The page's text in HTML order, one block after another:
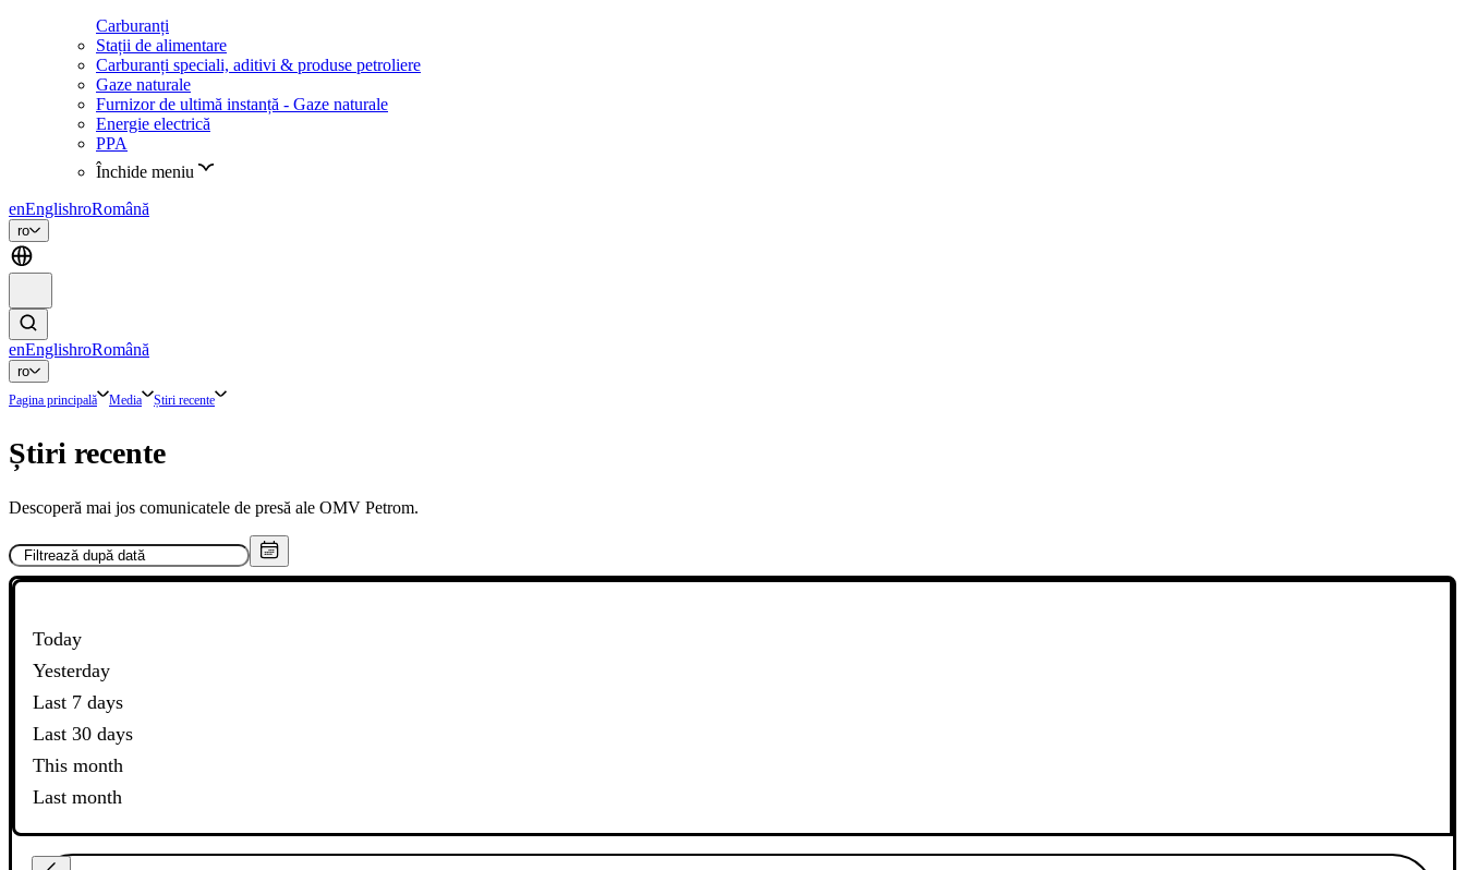
Carburanți
Stații de alimentare
Carburanți speciali, aditivi & produse petroliere
Gaze naturale
Furnizor de ultimă instanță - Gaze naturale
Energie electrică
PPA
Închide meniu
enEnglishroRomână
ro
enEnglishroRomână
ro
Pagina principală Media Știri recente
Știri recente
Descoperă mai jos comunicatele de presă ale OMV Petrom.
Today
Yesterday
Last 7 days
Last 30 days
This month
Last month